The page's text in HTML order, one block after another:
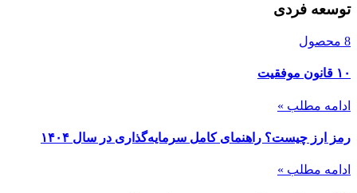
توسعه فردی
8 محصول
۱۰ قانون موفقیت
ادامه مطلب »
رمز ارز چیست؟ راهنمای کامل سرمایه‌گذاری در سال ۱۴۰۴
ادامه مطلب »